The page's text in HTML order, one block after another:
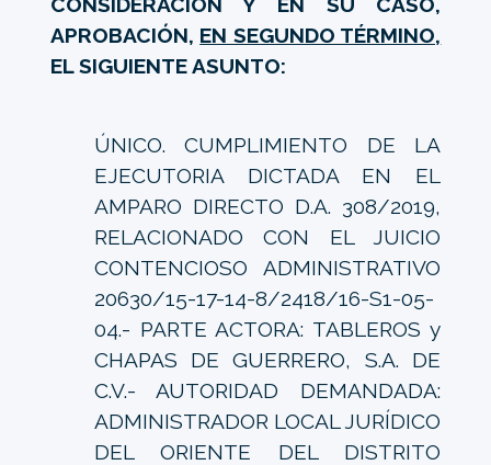
APROBACIÓN, EN SEGUNDO TÉRMINO,
EL SIGUIENTE ASUNTO:
ÚNICO. CUMPLIMIENTO DE LA
EJECUTORIA DICTADA EN EL
AMPARO DIRECTO D.A. 308/2019,
RELACIONADO CON EL JUICIO
CONTENCIOSO ADMINISTRATIVO
20630/15-17-14-8/2418/16-S1-05-
04.- PARTE ACTORA: TABLEROS y
CHAPAS DE GUERRERO, S.A. DE
C.V.- AUTORIDAD DEMANDADA:
ADMINISTRADOR LOCAL JURÍDICO
DEL ORIENTE DEL DISTRITO